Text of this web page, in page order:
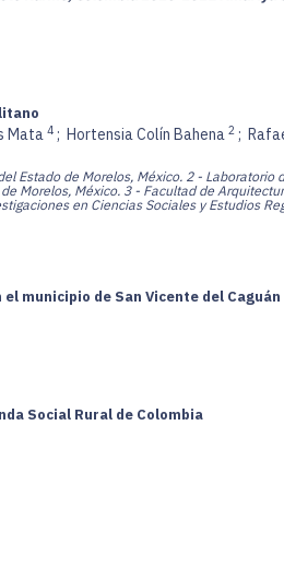
Mata 4 ; Hortensia Colín Bahena 2 ;
Estado de Morelos, México. 2 - Laboratorio
Morelos, México. 3 - Facultad de
en Ciencias Sociales y Estudios
municipio de San Vicente del Caguán
Social Rural de Colombia